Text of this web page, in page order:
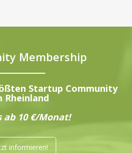
Membership
Startup Community
Rheinland
ab 10 €/Monat!
informieren!